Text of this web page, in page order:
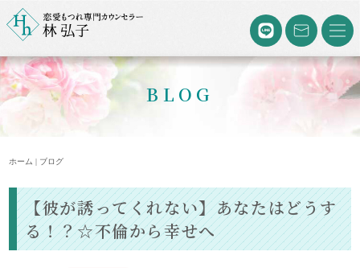
BLOG
ホーム | ブログ
【彼が誘ってくれない】あなたはどうす
る！？☆不倫から幸せへ